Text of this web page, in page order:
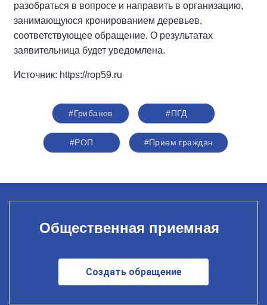
разобраться в вопросе и направить в организацию,
занимающуюся кронированием деревьев,
соответствующее обращение. О результатах
заявительница будет уведомлена.
Источник: https://rop59.ru
#Грибанов #ПГД
#РОП #Прием граждан
Общественная приемная
Создать обращение